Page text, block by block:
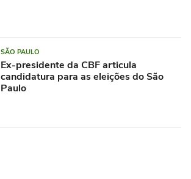
SÃO PAULO
Ex-presidente da CBF articula
candidatura para as eleições do São
Paulo